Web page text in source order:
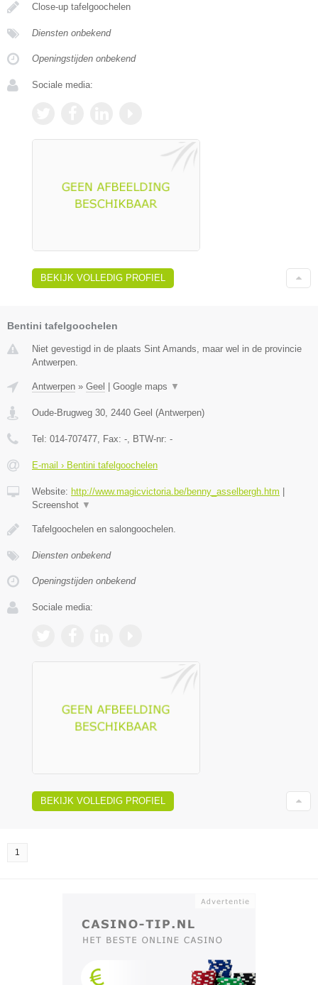
Close-up tafelgoochelen
Diensten onbekend
Openingstijden onbekend
Sociale media:
BEKIJK VOLLEDIG PROFIEL
Bentini tafelgoochelen
Niet gevestigd in de plaats Sint Amands, maar wel in de provincie
Antwerpen.
Antwerpen » Geel Google maps ▼
Oude-Brugweg 30, 2440 Geel (Antwerpen)
Tel: 014-707477, Fax: -, BTW-nr: -
E-mail › Bentini tafelgoochelen
Website: http://www.magicvictoria.be/benny_asselbergh.htm
Screenshot ▼
Tafelgoochelen en salongoochelen.
Diensten onbekend
Openingstijden onbekend
Sociale media:
BEKIJK VOLLEDIG PROFIEL
1